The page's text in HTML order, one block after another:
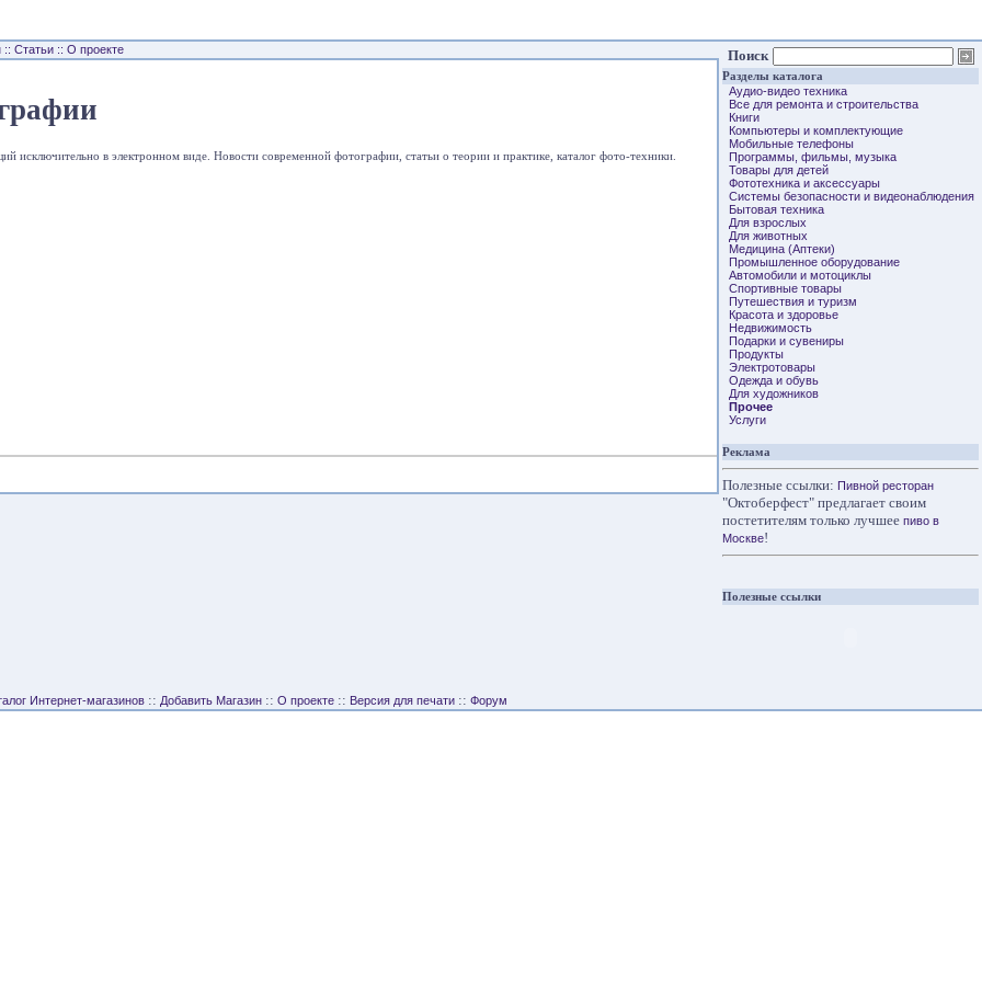
:: Статьи :: О проекте
в электронном виде. Новости современной фотографии, статьи о теории и практике, каталог фото-техники.
Поиск
Разделы каталога
Аудио-видео техника
Все для ремонта и строительства
Книги
Компьютеры и комплектующие
Мобильные телефоны
Программы, фильмы, музыка
Товары для детей
Фототехника и аксессуары
Системы безопасности и видеонаблюдения
Бытовая техника
Для взрослых
Для животных
Медицина (Аптеки)
Промышленное оборудование
Автомобили и мотоциклы
Спортивные товары
Путешествия и туризм
Красота и здоровье
Недвижимость
Подарки и сувениры
Продукты
Электротовары
Одежда и обувь
Для художников
Прочее
Услуги
Реклама
Полезные ссылки: Пивной ресторан
"Октоберфест" предлагает своим
постетителям только лучшее пиво в
Москве!
Полезные ссылки
Интернет-магазинов :: Добавить Магазин :: О проекте :: Версия для печати :: Форум